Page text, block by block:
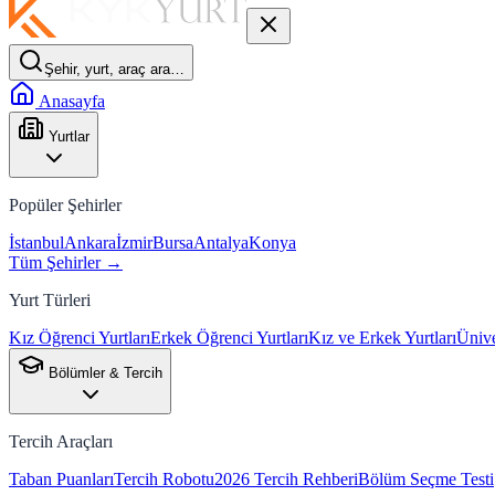
Şehir, yurt, araç ara…
Anasayfa
Yurtlar
Popüler Şehirler
İstanbulAnkaraİzmirBursaAntalyaKonya
Tüm Şehirler →
Yurt Türleri
Kız Öğrenci YurtlarıErkek Öğrenci YurtlarıKız ve Erkek Yurtları
Bölümler & Tercih
Tercih Araçları
Taban PuanlarıTercih Robotu2026 Tercih RehberiBölüm Seçme Testi